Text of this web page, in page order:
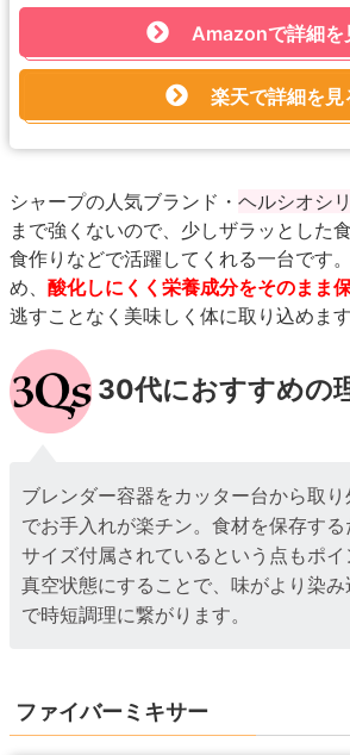
Amazonで詳細を
楽天で詳細を見
シャープの人気ブランド・ ヘルシオシ
まで強くないので、少しザラッとした
食作りなどで活躍してくれる一台です
め、 酸化しにくく栄養成分をそのまま
逃すことなく美味しく体に取り込めます
30代におすすめの
ブレンダー容器をカッター台から取
でお手入れが楽チン。食材を保存す
サイズ付属されているという点もポイ
真空状態にすることで、味がより染
で時短調理に繋がります。
ファイバーミキサー